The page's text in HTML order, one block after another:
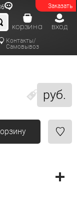
Заказать
Контакты/
Самовывоз
вход
корзина
руб.